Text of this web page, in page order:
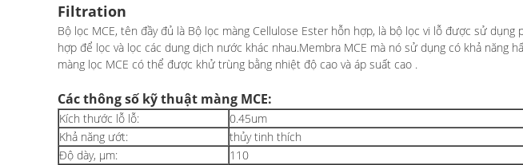
Filtration
Bộ lọc MCE, tên đầy đủ là Bộ lọc màng Cellulose Ester hỗn hợp, là bộ lọc vi lỗ được sử
hợp để lọc và lọc các dung dịch nước khác nhau.Membra MCE mà nó sử dụng có khả
màng lọc MCE có thể được khử trùng bằng nhiệt độ cao và áp suất cao .
Các thông số kỹ thuật màng MCE:
Kích thước lỗ lỗ:
0.45um
Khả năng ướt:
thủy tinh thích
Độ dày, μm:
110